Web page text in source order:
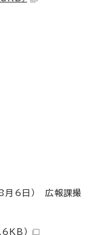
月6日） 広報課撮
）